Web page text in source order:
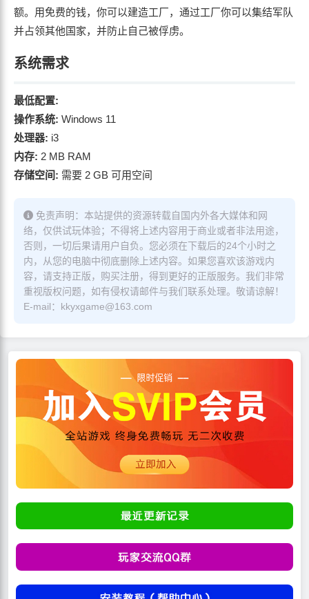
额。用免费的钱，你可以建造工厂，通过工厂你可以集结军队
并占领其他国家，并防止自己被俘虏。
系统需求
最低配置:
操作系统: Windows 11
处理器: i3
内存: 2 MB RAM
存储空间: 需要 2 GB 可用空间
免责声明：本站提供的资源转载自国内外各大媒体和网
络，仅供试玩体验；不得将上述内容用于商业或者非法用途，
否则，一切后果请用户自负。您必须在下载后的24个小时之
内，从您的电脑中彻底删除上述内容。如果您喜欢该游戏内
容，请支持正版，购买注册，得到更好的正版服务。我们非常
重视版权问题，如有侵权请邮件与我们联系处理。敬请谅解！
E-mail：kkyxgame@163.com